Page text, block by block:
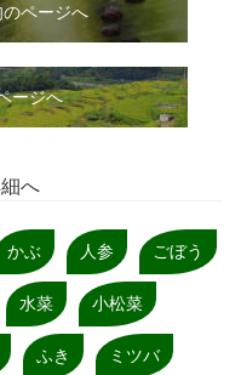
ページへ
ージへ
へ
かぶ 人参 ごぼう
水菜 小松菜
ふき ミツバ